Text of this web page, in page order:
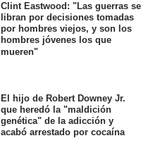
Clint Eastwood: "Las guerras se
libran por decisiones tomadas
por hombres viejos, y son los
hombres jóvenes los que
mueren"
El hijo de Robert Downey Jr.
que heredó la "maldición
genética" de la adicción y
acabó arrestado por cocaína